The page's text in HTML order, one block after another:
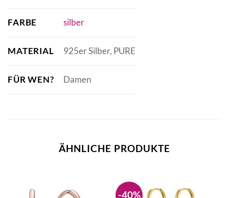
FARBE silber
MATERIAL 925er Silber, PURE
FÜR WEN? Damen
ÄHNLICHE PRODUKTE
-40%